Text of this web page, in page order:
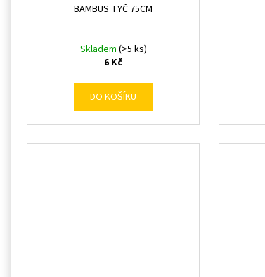
BAMBUS TYČ 75CM
Skladem (>5 ks)
6 Kč
DO KOŠÍKU